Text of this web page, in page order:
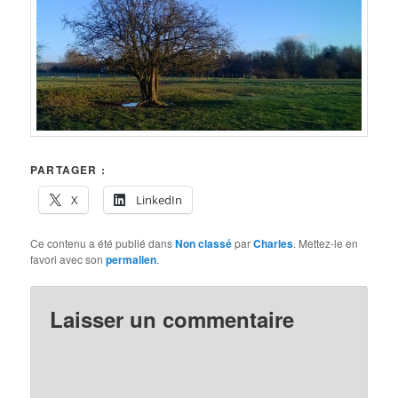
PARTAGER :
X
LinkedIn
Ce contenu a été publié dansNon classéparCharles. Mettez-le en
favori avec sonpermalien.
Laisser un commentaire